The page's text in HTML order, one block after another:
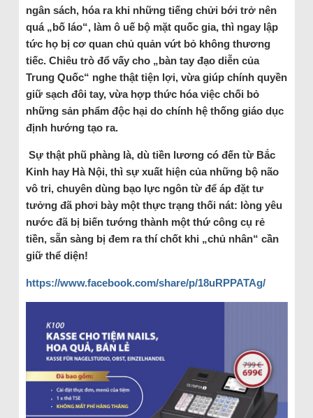
ngân sách, hóa ra khi những tiếng chửi bới trở nên
quá „bố láo“, làm ô uế bộ mặt quốc gia, thì ngay lập
tức họ bị cơ quan chủ quản vứt bỏ không thương
tiếc. Chiêu trò đổ vấy cho „bàn tay đạo diễn của
Trung Quốc“ nghe thật tiện lợi, vừa giúp chính quyền
giữ sạch đôi tay, vừa hợp thức hóa việc chối bỏ
những sản phẩm độc hại do chính hệ thống giáo dục
định hướng tạo ra.
Sự thật phũ phàng là, dù tiền lương có đến từ Bắc
Kinh hay Hà Nội, thì sự xuất hiện của những bộ não
vô tri, chuyên dùng bạo lực ngôn từ để áp đặt tư
tưởng đã phơi bày một thực trạng thối nát: lòng yêu
nước đã bị biến tướng thành một thứ công cụ rẻ
tiền, sẵn sàng bị đem ra thí chốt khi „chủ nhân“ cần
giữ thể diện!
https://www.facebook.com/share/p/18uRPPATAg/